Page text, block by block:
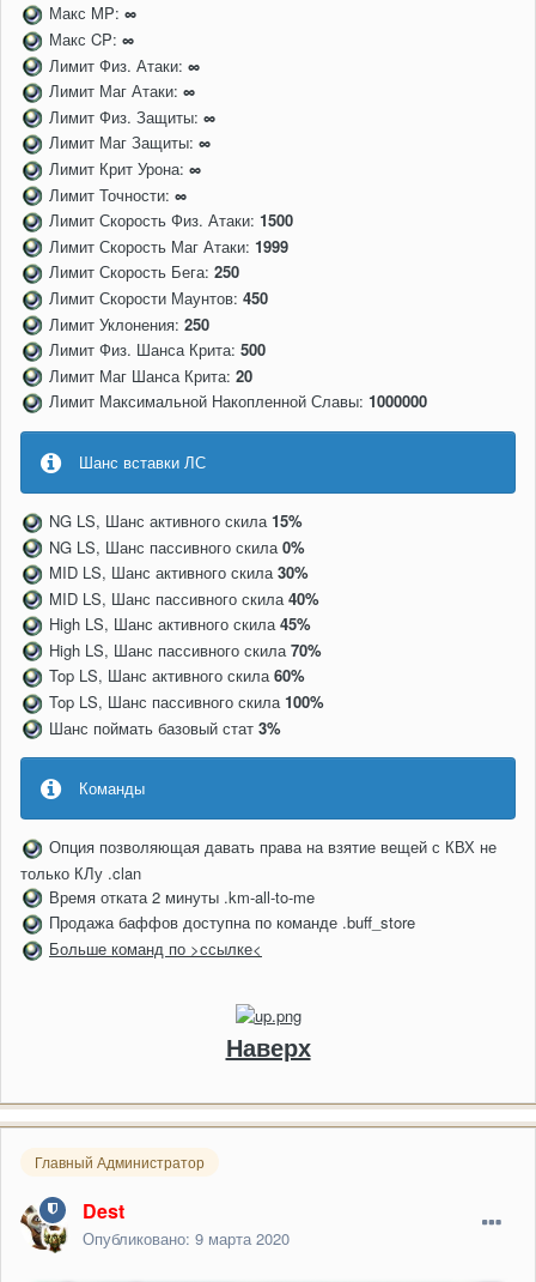
Макс MP: ∞
Макс CP: ∞
Лимит Физ. Атаки: ∞
Лимит Маг Атаки: ∞
Лимит Физ. Защиты: ∞
Лимит Маг Защиты: ∞
Лимит Крит Урона: ∞
Лимит Точности: ∞
Лимит Скорость Физ. Атаки: 1500
Лимит Скорость Маг Атаки: 1999
Лимит Скорость Бега: 250
Лимит Скорости Маунтов: 450
Лимит Уклонения: 250
Лимит Физ. Шанса Крита: 500
Лимит Маг Шанса Крита: 20
Лимит Максимальной Накопленной Славы: 1000000
Шанс вставки ЛС
NG LS, Шанс активного скила15%
NG LS, Шанс пассивного скила 0%
MID LS, Шанс активного скила30%
MID LS, Шанс пассивного скила 40%
High LS, Шанс активного скила45%
High LS, Шанс пассивного скила70%
Top LS, Шанс активного скила60%
Top LS, Шанс пассивного скила100%
Шанс поймать базовый стат 3%
Команды
Опция позволяющая давать права на взятие вещей с КВХ не
только КЛу .clan
Время отката 2 минуты .km-all-to-me
Продажа баффов доступна по команде .buff_store
Больше команд по >ссылке<
Наверх
Главный Администратор
Dest
Опубликовано: 9 марта 2020